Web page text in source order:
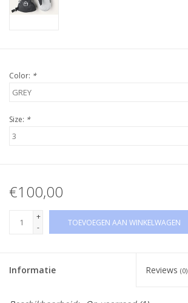
Color: *
Size: *
€100,00
+
-
TOEVOEGEN AAN WINKELWAGEN
Informatie Reviews (0)